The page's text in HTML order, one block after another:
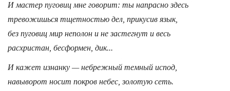
И мастер пуговиц мне говорит: ты напрасно здесь
тревожишься тщетностью дел, прикусив язык,
без пуговиц мир неполон и не застегнут и весь
расхристан, бесформен, дик...
И кажет изнанку — небрежный темный испод,
навыворот носит покров небес, золотую сеть.